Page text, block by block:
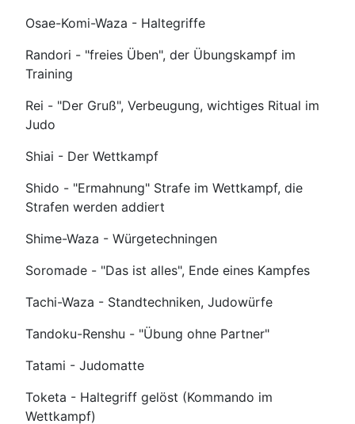
Osae-Komi-Waza - Haltegriffe
Randori - "freies Üben", der Übungskampf im
Training
Rei - "Der Gruß", Verbeugung, wichtiges Ritual im
Judo
Shiai - Der Wettkampf
Shido - "Ermahnung" Strafe im Wettkampf, die
Strafen werden addiert
Shime-Waza - Würgetechningen
Soromade - "Das ist alles", Ende eines Kampfes
Tachi-Waza - Standtechniken, Judowürfe
Tandoku-Renshu - "Übung ohne Partner"
Tatami - Judomatte
Toketa - Haltegriff gelöst (Kommando im
Wettkampf)